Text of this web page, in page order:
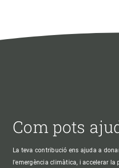
Com pots
La teva contribució ens ajuda a
l'emergència climàtica, i accelerar la